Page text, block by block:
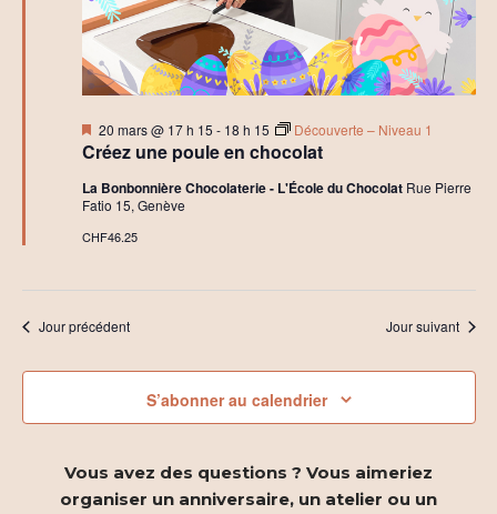
r
c
h
e
e
a
a
t
i
d
u
É
Créez une poule en chocolat
Mis
en
avant
20 mars @ 17 h 15 - 18 h 15 Découverte – Niveau 1
La Bonbonnière Chocolaterie - L'École du Chocolat Rue Pierre
Fatio 15, Genève
CHF46.25
Jour précédent Jour suivant
S’abonner au calendrier
Vous avez des questions ? Vous aimeriez
organiser un anniversaire, un atelier ou un